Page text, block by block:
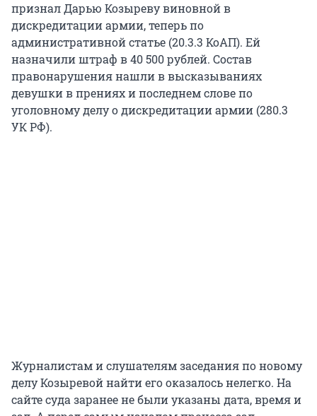
признал Дарью Козыреву виновной в
дискредитации армии, теперь по
административной статье (20.3.3 КоАП). Ей
назначили штраф в40 500 рублей. Состав
правонарушения нашли в высказываниях
девушки в прениях и последнем слове по
уголовному делу о дискредитации армии (280.3
УК РФ).
Журналистам и слушателям заседания по новому
делу Козыревой найти его оказалось нелегко. На
сайте суда заранее не были указаны дата, время и